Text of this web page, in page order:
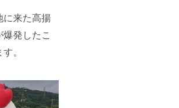
に来た高揚
発したこ
。